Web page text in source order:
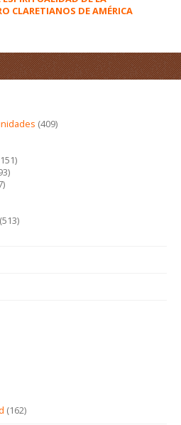
CLARETIANOS DE AMÉRICA
(409)
(513)
(162)